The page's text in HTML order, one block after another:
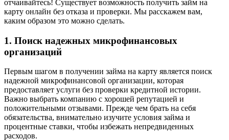
отчаивайтесь! Существует возможность получить займ на
карту онлайн без отказа и проверки. Мы расскажем вам,
каким образом это можно сделать.
1. Поиск надежных микрофинансовых
организаций
Первым шагом в получении займа на карту является поиск
надежной микрофинансовой организации, которая
предоставляет услуги без проверки кредитной истории.
Важно выбрать компанию с хорошей репутацией и
положительными отзывами. Прежде чем брать на себя
обязательства, внимательно изучите условия займа и
процентные ставки, чтобы избежать непредвиденных
расходов.